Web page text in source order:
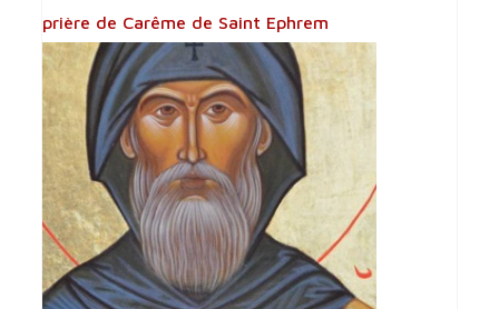
prière de Carême de Saint Ephrem